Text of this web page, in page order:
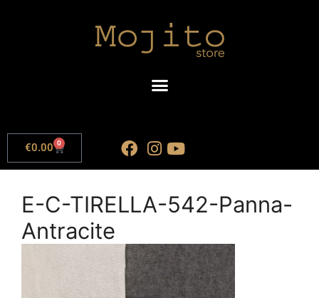
€0.00 0
E-C-TIRELLA-542-Panna-
Antracite